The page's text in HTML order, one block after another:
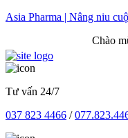
Skip
Asia Pharma | Nâng niu
Chào mừng
Tư vấn 24/7
037 823 4466 /